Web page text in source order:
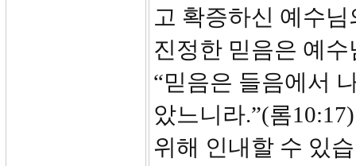
고 확증하신 예수
진정한 믿음은 예
“믿음은 들음에서
았느니라.”(롬
위해 인내할 수 있